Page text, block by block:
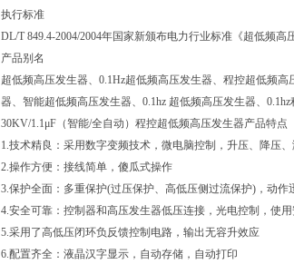
执行标准
DL/T 849.4-2004/2004年国家新颁布电力行业标准《超低频高
产品别名
超低频高压发生器、0.1Hz超低频高压发生器、程控超低频
器、智能超低频高压发生器、0.1hz 超低频高压发生器、
30KV/1.1μF（智能/全自动）程控超低频高压发生器产品特点
1.技术精良：采用数字变频技术，微电脑控制，升压、降压
2.操作方便：接线简单，傻瓜式操作
3.保护全面：多重保护(过压保护、高低压侧过流保护)，动作
4.安全可靠：控制器和高压发生器低压连接，光电控制，使
5.采用了高低压闭环负反馈控制电路，输出无容升效应
6.配置齐全：液晶汉字显示，自动存储，自动打印